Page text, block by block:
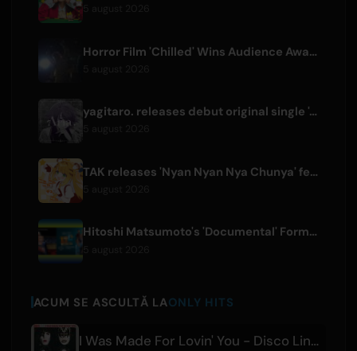
Horror Film 'Chilled' Wins Audience Award at Fantasia Festival
yagitaro. releases debut original single 'Aria.' with Suda Keina
TAK releases 'Nyan Nyan Nya Chunya' featuring Kotoha for Zenless Zone Zero
Hitoshi Matsumoto's 'Documental' Format to Launch US Version
ACUM SE ASCULTĂ LAONLY HITS
I Was Made For Lovin' You - Disco Lines Remix